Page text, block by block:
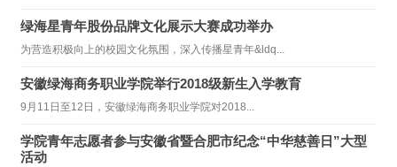
绿海星青年股份品牌文化展示大赛成功举办
为营造积极向上的校园文化氛围，深入传播星青年&ldq...
安徽绿海商务职业学院举行2018级新生入学教育
9月11日至12日，安徽绿海商务职业学院对2018...
学院青年志愿者参与安徽省暨合肥市纪念“中华慈善日”大型
活动